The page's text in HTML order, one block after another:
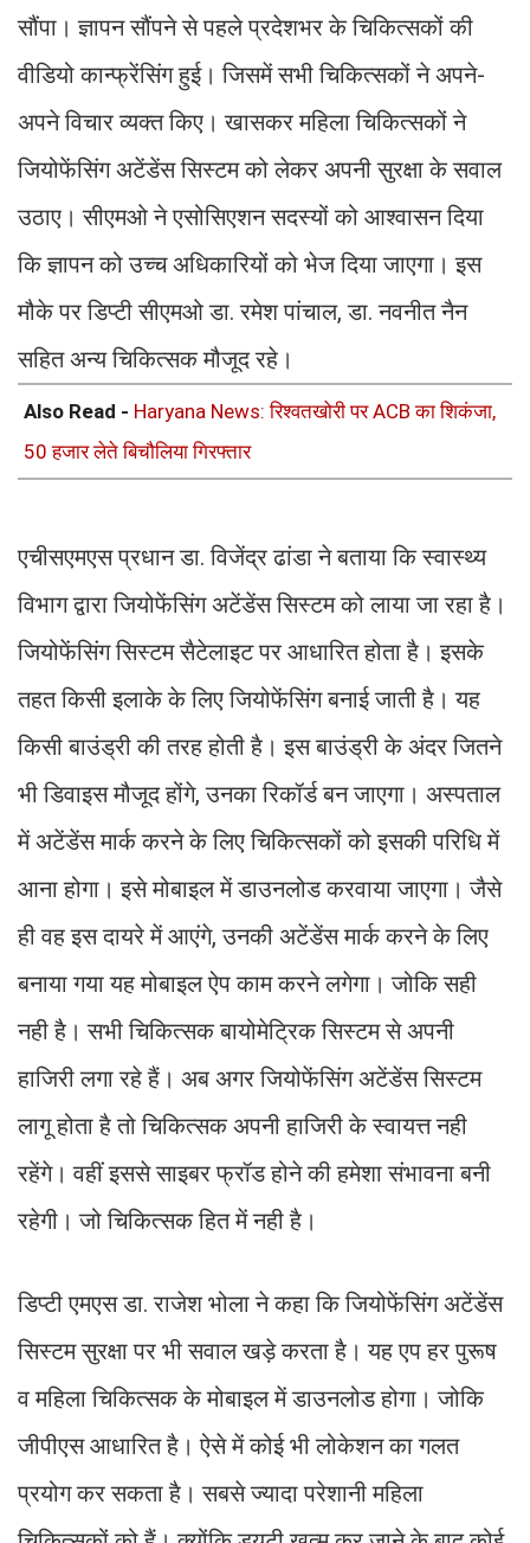
सौंपा। ज्ञापन सौंपने से पहले प्रदेशभर के चिकित्सकों की
वीडियो कान्फ्रेंसिंग हुई। जिसमें सभी चिकित्सकों ने अपने-
अपने विचार व्यक्त किए। खासकर महिला चिकित्सकों ने
जियोफेंसिंग अटेंडेंस सिस्टम को लेकर अपनी सुरक्षा के सवाल
उठाए। सीएमओ ने एसोसिएशन सदस्यों को आश्वासन दिया
कि ज्ञापन को उच्च अधिकारियों को भेज दिया जाएगा। इस
मौके पर डिप्टी सीएमओ डा. रमेश पांचाल, डा. नवनीत नैन
सहित अन्य चिकित्सक मौजूद रहे।
Also Read - Haryana News: रिश्वतखोरी पर ACB का शिकंजा,
50 हजार लेते बिचौलिया गिरफ्तार
एचीसएमएस प्रधान डा. विजेंद्र ढांडा ने बताया कि स्वास्थ्य
विभाग द्वारा जियोफेंसिंग अटेंडेंस सिस्टम को लाया जा रहा है।
जियोफेंसिंग सिस्टम सैटेलाइट पर आधारित होता है। इसके
तहत किसी इलाके के लिए जियोफेंसिंग बनाई जाती है। यह
किसी बाउंड्री की तरह होती है। इस बाउंड्री के अंदर जितने
भी डिवाइस मौजूद होंगे, उनका रिकॉर्ड बन जाएगा। अस्पताल
में अटेंडेंस मार्क करने के लिए चिकित्सकों को इसकी परिधि में
आना होगा। इसे मोबाइल में डाउनलोड करवाया जाएगा। जैसे
ही वह इस दायरे में आएंगे, उनकी अटेंडेंस मार्क करने के लिए
बनाया गया यह मोबाइल ऐप काम करने लगेगा। जोकि सही
नही है। सभी चिकित्सक बायोमेट्रिक सिस्टम से अपनी
हाजिरी लगा रहे हैं। अब अगर जियोफेंसिंग अटेंडेंस सिस्टम
लागू होता है तो चिकित्सक अपनी हाजिरी के स्वायत्त नही
रहेंगे। वहीं इससे साइबर फ्रॉड होने की हमेशा संभावना बनी
रहेगी। जो चिकित्सक हित में नही है।
डिप्टी एमएस डा. राजेश भोला ने कहा कि जियोफेंसिंग अटेंडेंस
सिस्टम सुरक्षा पर भी सवाल खड़े करता है। यह एप हर पुरूष
व महिला चिकित्सक के मोबाइल में डाउनलोड होगा। जोकि
जीपीएस आधारित है। ऐसे में कोई भी लोकेशन का गलत
प्रयोग कर सकता है। सबसे ज्यादा परेशानी महिला